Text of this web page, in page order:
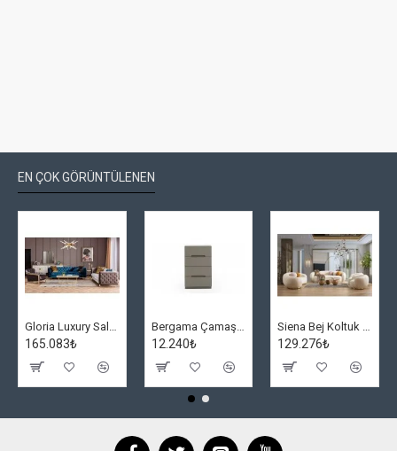
EN ÇOK GÖRÜNTÜLENEN
Gloria Luxury Salon Takımı
165.083₺
Bergama Çamaşırlık
12.240₺
Siena Bej Koltuk Takımı
129.276₺